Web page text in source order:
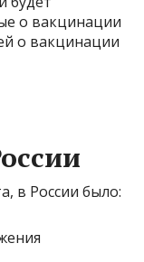
о вакцинации
о вакцинации
в России было: